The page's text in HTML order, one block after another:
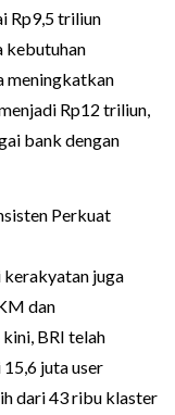
Rp9,5 triliun
kebutuhan
meningkatkan
Rp12 triliun,
bank dengan
Perkuat
juga
dan
BRI telah
juta user
dari 43 ribu klaster